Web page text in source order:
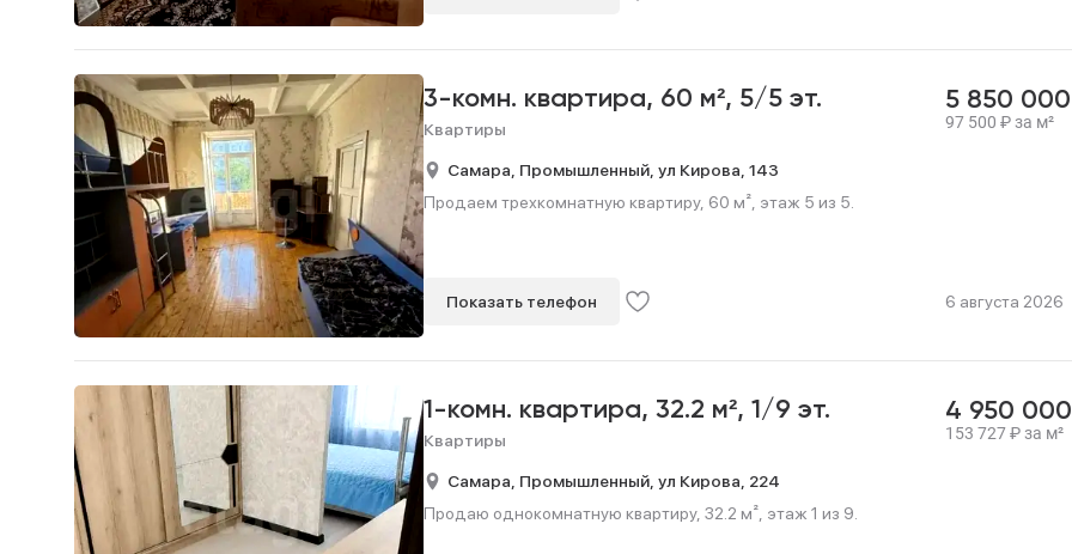
3-комн. квартира, 60 м², 5/5 эт.
Квартиры
5 850
97 500 ₽за м²
Самара, Промышленный, ул Кирова, 143
Продаем трехкомнатную квартиру, 60 м², этаж 5 из 5.
Показать телефон 6 августа 2026
1-комн. квартира, 32.2 м², 1/9 эт.
Квартиры
4 950
153 727₽за м²
Самара, Промышленный, ул Кирова, 224
Продаю однокомнатную квартиру, 32.2 м², этаж 1 из 9.